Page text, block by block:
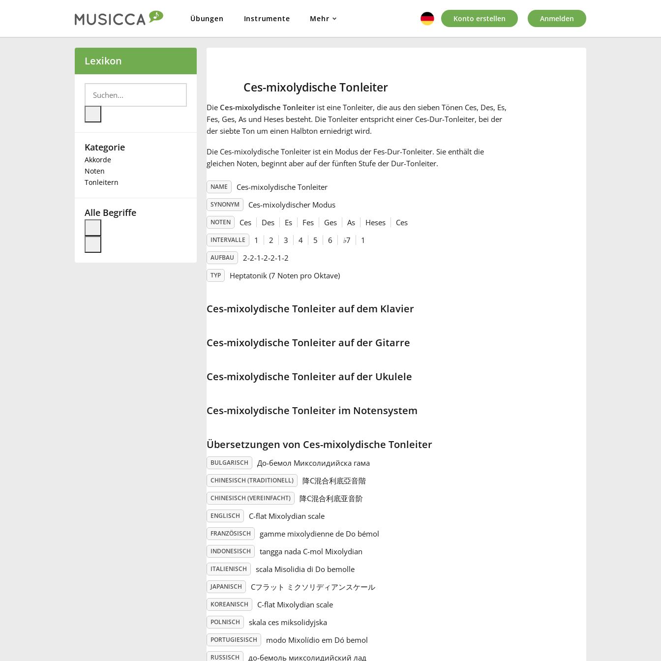
Übungen Instrumente Mehr
Български
Deutsch
Español
Français
Konto erstellen Anmelden
Lexikon
Kategorie
Akkorde
Noten
Tonleitern
Alle Begriffe
Ces-mixolydische Tonleiter
Die Ces-mixolydische Tonleiterist eine Tonleiter, die aus den sieben Tönen Ces, Des, Es,
Fes, Ges, As und Heses besteht. Die Tonleiter entspricht einer Ces-Dur-Tonleiter, bei der
der siebte Ton um einen Halbton erniedrigt wird.
Die Ces-mixolydische Tonleiter ist ein Modus der Fes-Dur-Tonleiter. Sie enthält die
gleichen Noten, beginnt aber auf der fünften Stufe der Dur-Tonleiter.
NAME Ces-mixolydische Tonleiter
SYNONYM Ces-mixolydischer Modus
NOTEN Ces Des Es Fes Ges As Heses Ces
INTERVALLE 1 2 3 4 5 6 ♭7 1
AUFBAU 2-2-1-2-2-1-2
TYP Heptatonik (7 Noten pro Oktave)
Ces-mixolydische Tonleiter auf dem Klavier
Ces-mixolydische Tonleiter auf der Gitarre
Ces-mixolydische Tonleiter auf der Ukulele
Ces-mixolydische Tonleiter im Notensystem
Übersetzungen von Ces-mixolydische Tonleiter
BULGARISCH До-бемол Миксолидийска гама
CHINESISCH (TRADITIONELL) 降C混合利底亞音階
CHINESISCH (VEREINFACHT) 降C混合利底亚音阶
ENGLISCH C-flat Mixolydian scale
FRANZÖSISCH gamme mixolydienne de Do bémol
INDONESISCH tangga nada C-mol Mixolydian
ITALIENISCH scala Misolidia di Do bemolle
JAPANISCH Cフラット ミクソリディアンスケール
KOREANISCH C-flat Mixolydian scale
POLNISCH skala ces miksolidyjska
PORTUGIESISCH modo Mixolídio em Dó bemol
RUSSISCH до-бемоль миксолидийский лад